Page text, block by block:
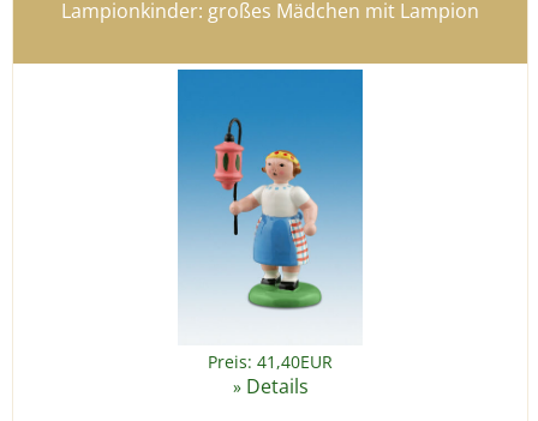
Lampionkinder: großes Mädchen mit Lampion
Preis: 41,40EUR
» Details